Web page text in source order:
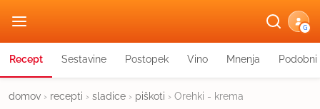
G
Recept Sestavine Postopek Vino Mnenja
domov › recepti › sladice › piškoti › Orehki - krema